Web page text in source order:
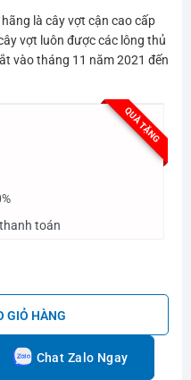
là cây vợt cận cao cấp
vợt luôn được các lông thủ
vào tháng 11 năm 2021 đến
QUÀ TẶNG
toán
GIỎ HÀNG
Chat Zalo Ngay